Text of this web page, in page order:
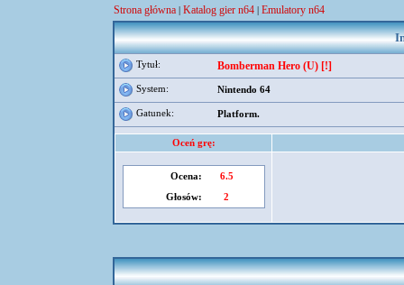
Strona główna | Katalog gier n64 | Emulatory n64
Tytuł: Bomberman Hero (U) [!]
System: Nintendo 64
Gatunek: Platform.
Oceń grę:
Ocena:
6.5
Głosów:
2